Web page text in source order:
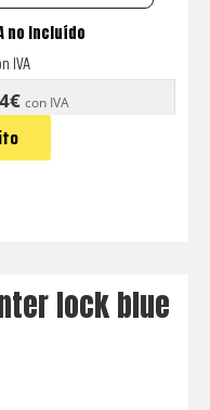
no incluído
IVA
con IVA
lock blue